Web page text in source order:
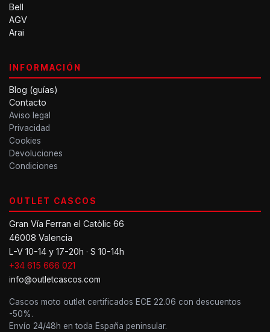
Bell
AGV
Arai
INFORMACIÓN
Blog (guías)
Contacto
Aviso legal
Privacidad
Cookies
Devoluciones
Condiciones
OUTLET CASCOS
Gran Vía Ferran el Catòlic 66
46008 Valencia
L-V 10-14 y 17-20h · S 10-14h
+34 615 666 021
info@outletcascos.com
Cascos moto outlet certificados ECE 22.06 con descuentos
-50%.
Envío 24/48h en toda España peninsular.